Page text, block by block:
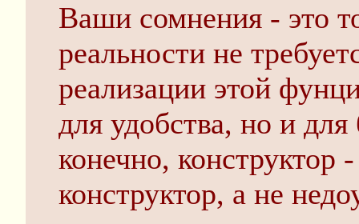
Ваши сомнения - это
реальности не
реализации этой
для удобства, но и
конечно, конструктор
конструктор, а не